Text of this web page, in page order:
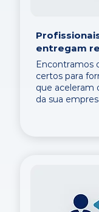
entregam
Encontramos
certos para
que aceleram
da sua